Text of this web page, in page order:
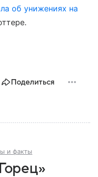
об унижениях на
Поделиться
и факты